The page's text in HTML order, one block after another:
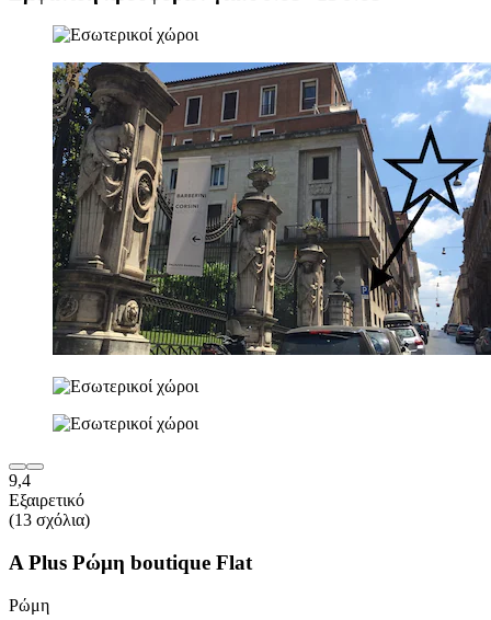
9,4
Εξαιρετικό
(13 σχόλια)
A Plus Ρώμη boutique Flat
Ρώμη